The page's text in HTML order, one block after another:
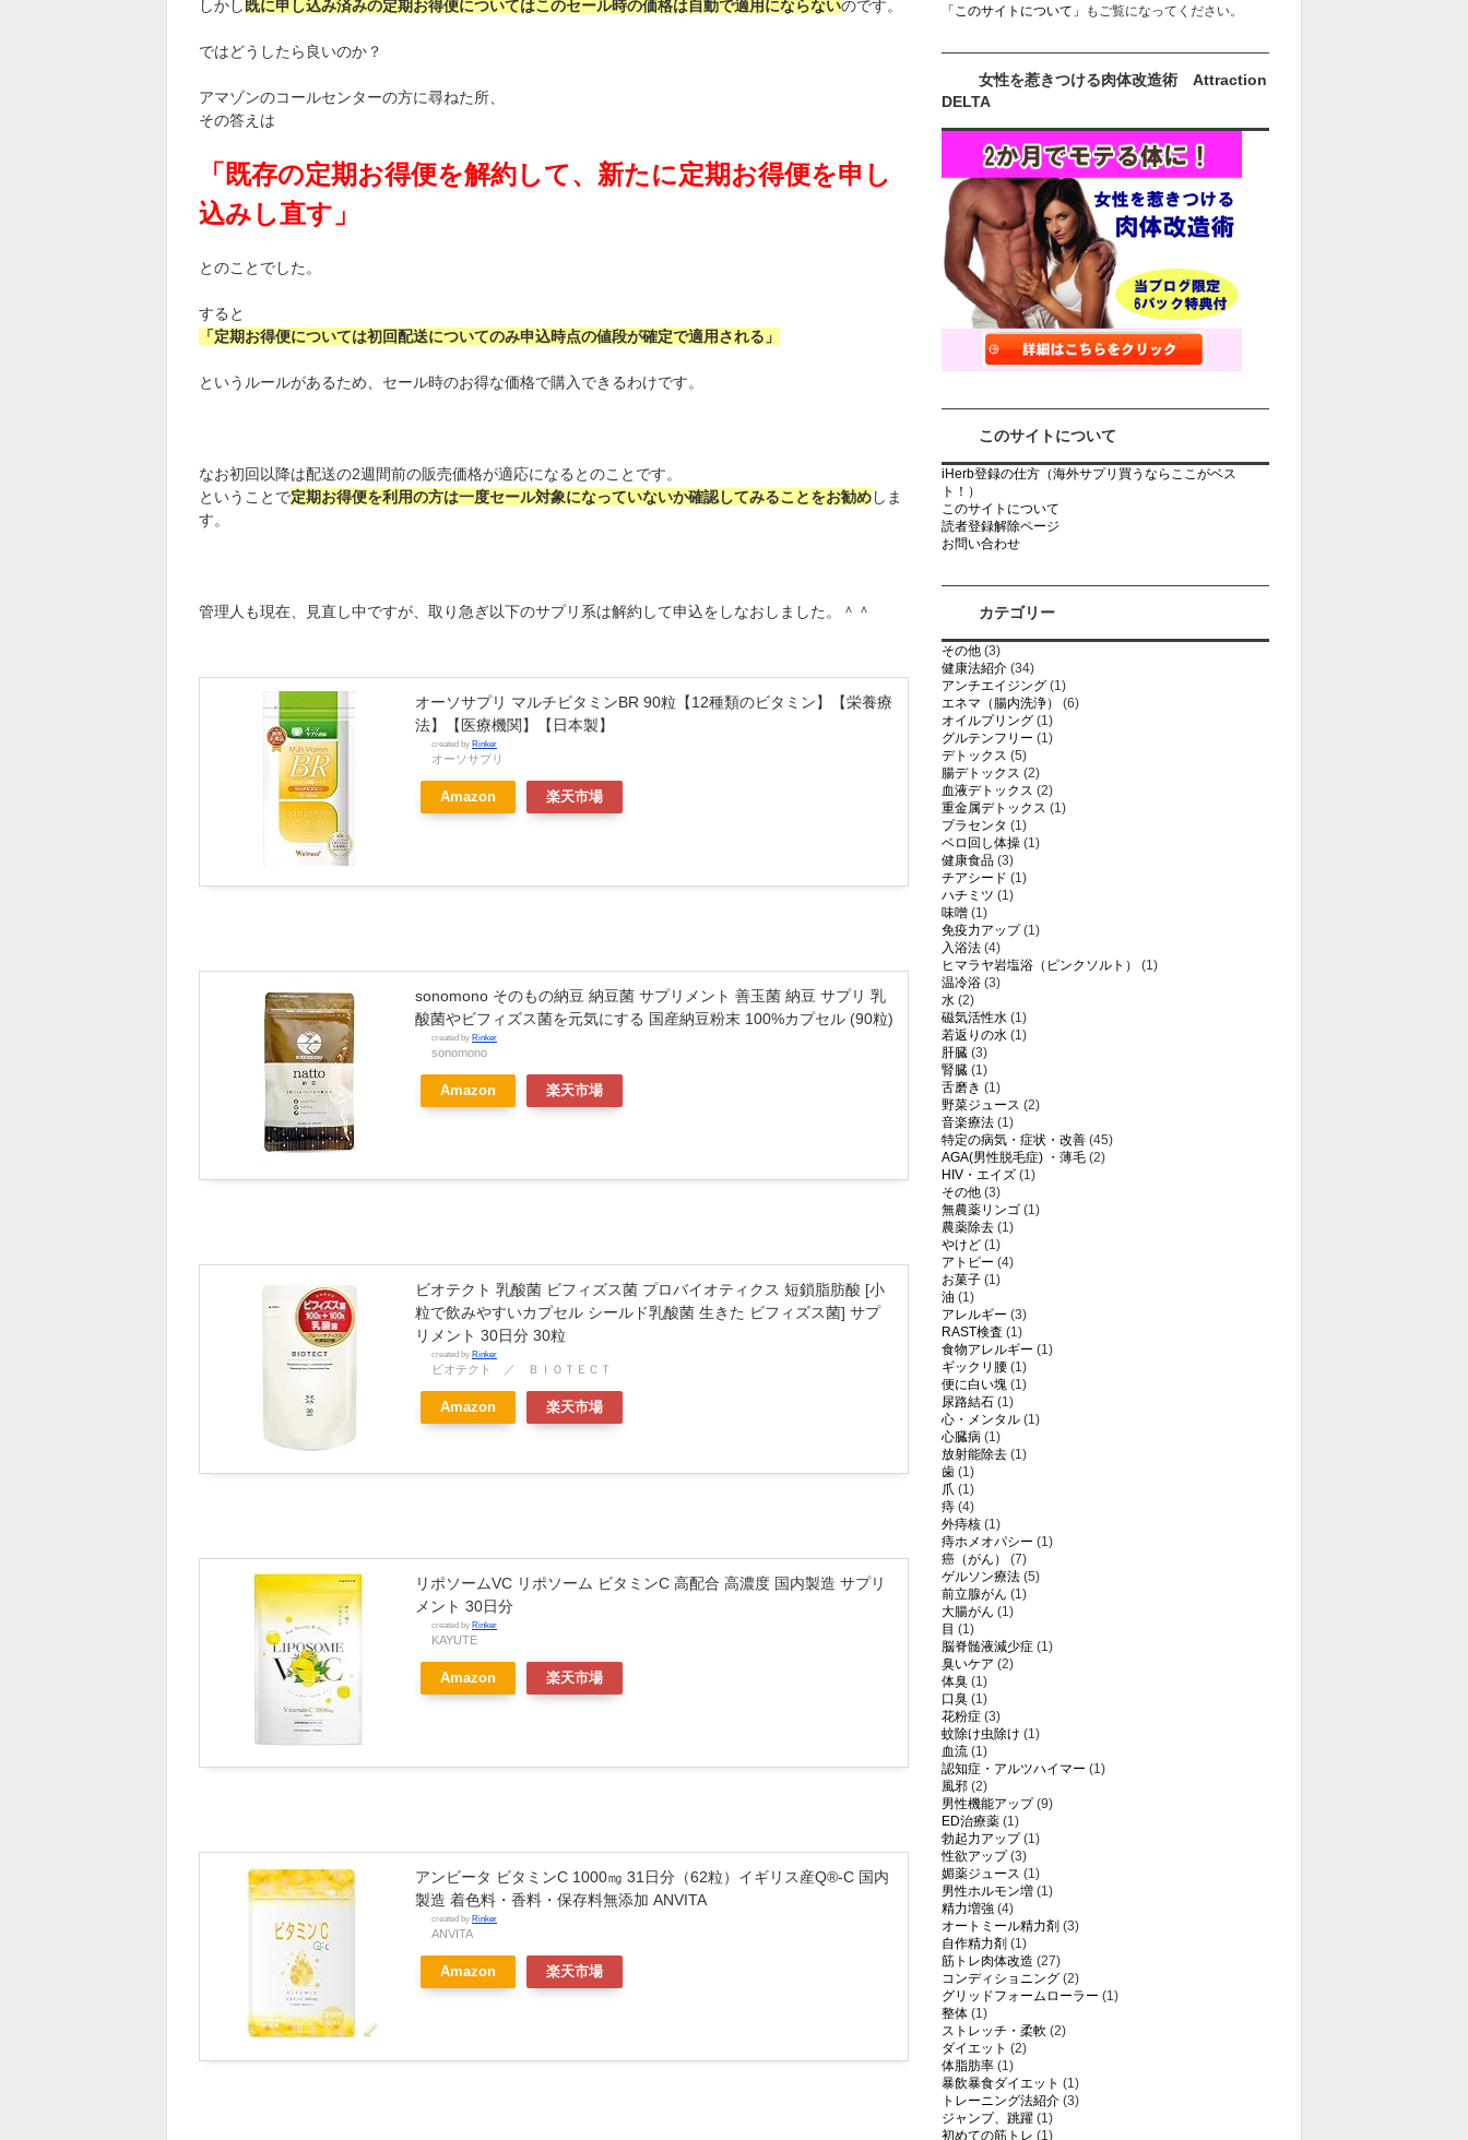
しかし既に申し込み済みの定期お得便についてはこのセール時の価格は自動で適用にならないのです。
ではどうしたら良いのか？
アマゾンのコールセンターの方に尋ねた所、
その答えは
「既存の定期お得便を解約して、新たに定期お得便を申し
込みし直す」
とのことでした。
すると
「定期お得便については初回配送についてのみ申込時点の値段が確定で適用される」
というルールがあるため、セール時のお得な価格で購入できるわけです。
なお初回以降は配送の2週間前の販売価格が適応になるとのことです。
ということで定期お得便を利用の方は一度セール対象になっていないか確認してみることをお勧めしま
す。
管理人も現在、見直し中ですが、取り急ぎ以下のサプリ系は解約して申込をしなおしました。＾＾
オーソサプリ マルチビタミンBR 90粒【12種類のビタミン】【栄養療
法】【医療機関】【日本製】
created by Rinker
オーソサプリ
Amazon 楽天市場
sonomono そのもの納豆 納豆菌 サプリメント 善玉菌 納豆 サプリ 乳
酸菌やビフィズス菌を元気にする 国産納豆粉末 100%カプセル (90粒)
created by Rinker
sonomono
Amazon 楽天市場
ビオテクト 乳酸菌 ビフィズス菌 プロバイオティクス 短鎖脂肪酸 [小
粒で飲みやすいカプセル シールド乳酸菌 生きた ビフィズス菌] サプ
リメント 30日分 30粒
created by Rinker
ビオテクト ／ ＢＩＯＴＥＣＴ
Amazon 楽天市場
リポソームVC リポソーム ビタミンC 高配合 高濃度 国内製造 サプリ
メント 30日分
created by Rinker
KAYUTE
Amazon 楽天市場
アンビータ ビタミンC 1000㎎ 31日分（62粒）イギリス産Q®-C 国内
製造 着色料・香料・保存料無添加 ANVITA
created by Rinker
ANVITA
Amazon 楽天市場
「このサイトについて」
もご覧になってください。
女性を惹きつける肉体改造術 Attraction
DELTA
このサイトについて
iHerb登録の仕方（海外サプリ買うならここがベス
ト！）
このサイトについて
読者登録解除ページ
お問い合わせ
カテゴリー
その他 (3)
健康法紹介 (34)
アンチエイジング (1)
エネマ（腸内洗浄）
(6)
オイルプリング (1)
グルテンフリー (1)
デトックス (5)
腸デトックス (2)
血液デトックス (2)
重金属デトックス (1)
プラセンタ (1)
ベロ回し体操 (1)
健康食品 (3)
チアシード (1)
ハチミツ (1)
味噌 (1)
免疫力アップ(1)
入浴法 (4)
ヒマラヤ岩塩浴（ピンクソルト）
(1)
温冷浴 (3)
水 (2)
磁気活性水 (1)
若返りの水 (1)
肝臓 (3)
腎臓 (1)
舌磨き (1)
野菜ジュース (2)
音楽療法 (1)
特定の病気・症状・改善 (45)
AGA(男性脱毛症) ・薄毛 (2)
HIV・エイズ (1)
その他 (3)
無農薬リンゴ (1)
農薬除去 (1)
やけど (1)
アトピー (4)
お菓子 (1)
油 (1)
アレルギー (3)
RAST検査 (1)
食物アレルギー (1)
ギックリ腰 (1)
便に白い塊 (1)
尿路結石 (1)
心・メンタル (1)
心臓病 (1)
放射能除去 (1)
歯 (1)
爪 (1)
痔 (4)
外痔核 (1)
痔ホメオパシー (1)
癌（がん）
(7)
ゲルソン療法 (5)
前立腺がん (1)
大腸がん (1)
目 (1)
脳脊髄液減少症 (1)
臭いケア (2)
体臭 (1)
口臭 (1)
花粉症 (3)
蚊除け虫除け (1)
血流 (1)
認知症・アルツハイマー (1)
風邪 (2)
男性機能アップ(9)
ED治療薬 (1)
勃起力アップ(1)
性欲アップ(3)
媚薬ジュース (1)
男性ホルモン増 (1)
精力増強 (4)
オートミール精力剤 (3)
自作精力剤 (1)
筋トレ肉体改造 (27)
コンディショニング (2)
グリッドフォームローラー (1)
整体 (1)
ストレッチ・柔軟 (2)
ダイエット (2)
体脂肪率 (1)
暴飲暴食ダイエット (1)
トレーニング法紹介 (3)
ジャンプ、跳躍 (1)
初めての筋トレ (1)